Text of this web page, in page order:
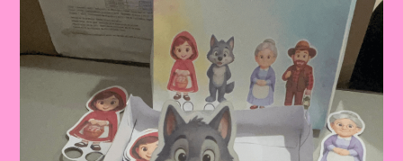
IMPRIMIR,
COLORIR,
CANTAR
BRINCAR